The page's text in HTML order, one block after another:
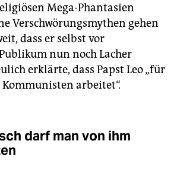
Mega-Phantasien
Verschwörungsmythen gehen
dass er selbst vor
nun noch Lacher
erklärte, dass Papst Leo „für
arbeitet“.
darf man von ihm